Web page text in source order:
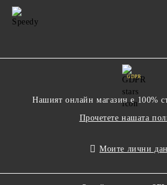
GDPR
Нашият онлайн магазин е 100%
Прочетете нашата
Моите лични